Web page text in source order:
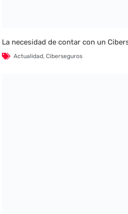
La necesidad de contar con un
Actualidad,Ciberseguros